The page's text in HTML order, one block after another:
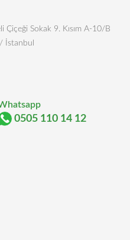
Sokak 9. Kısım A-10/B
İstanbul
0505 110 14 12